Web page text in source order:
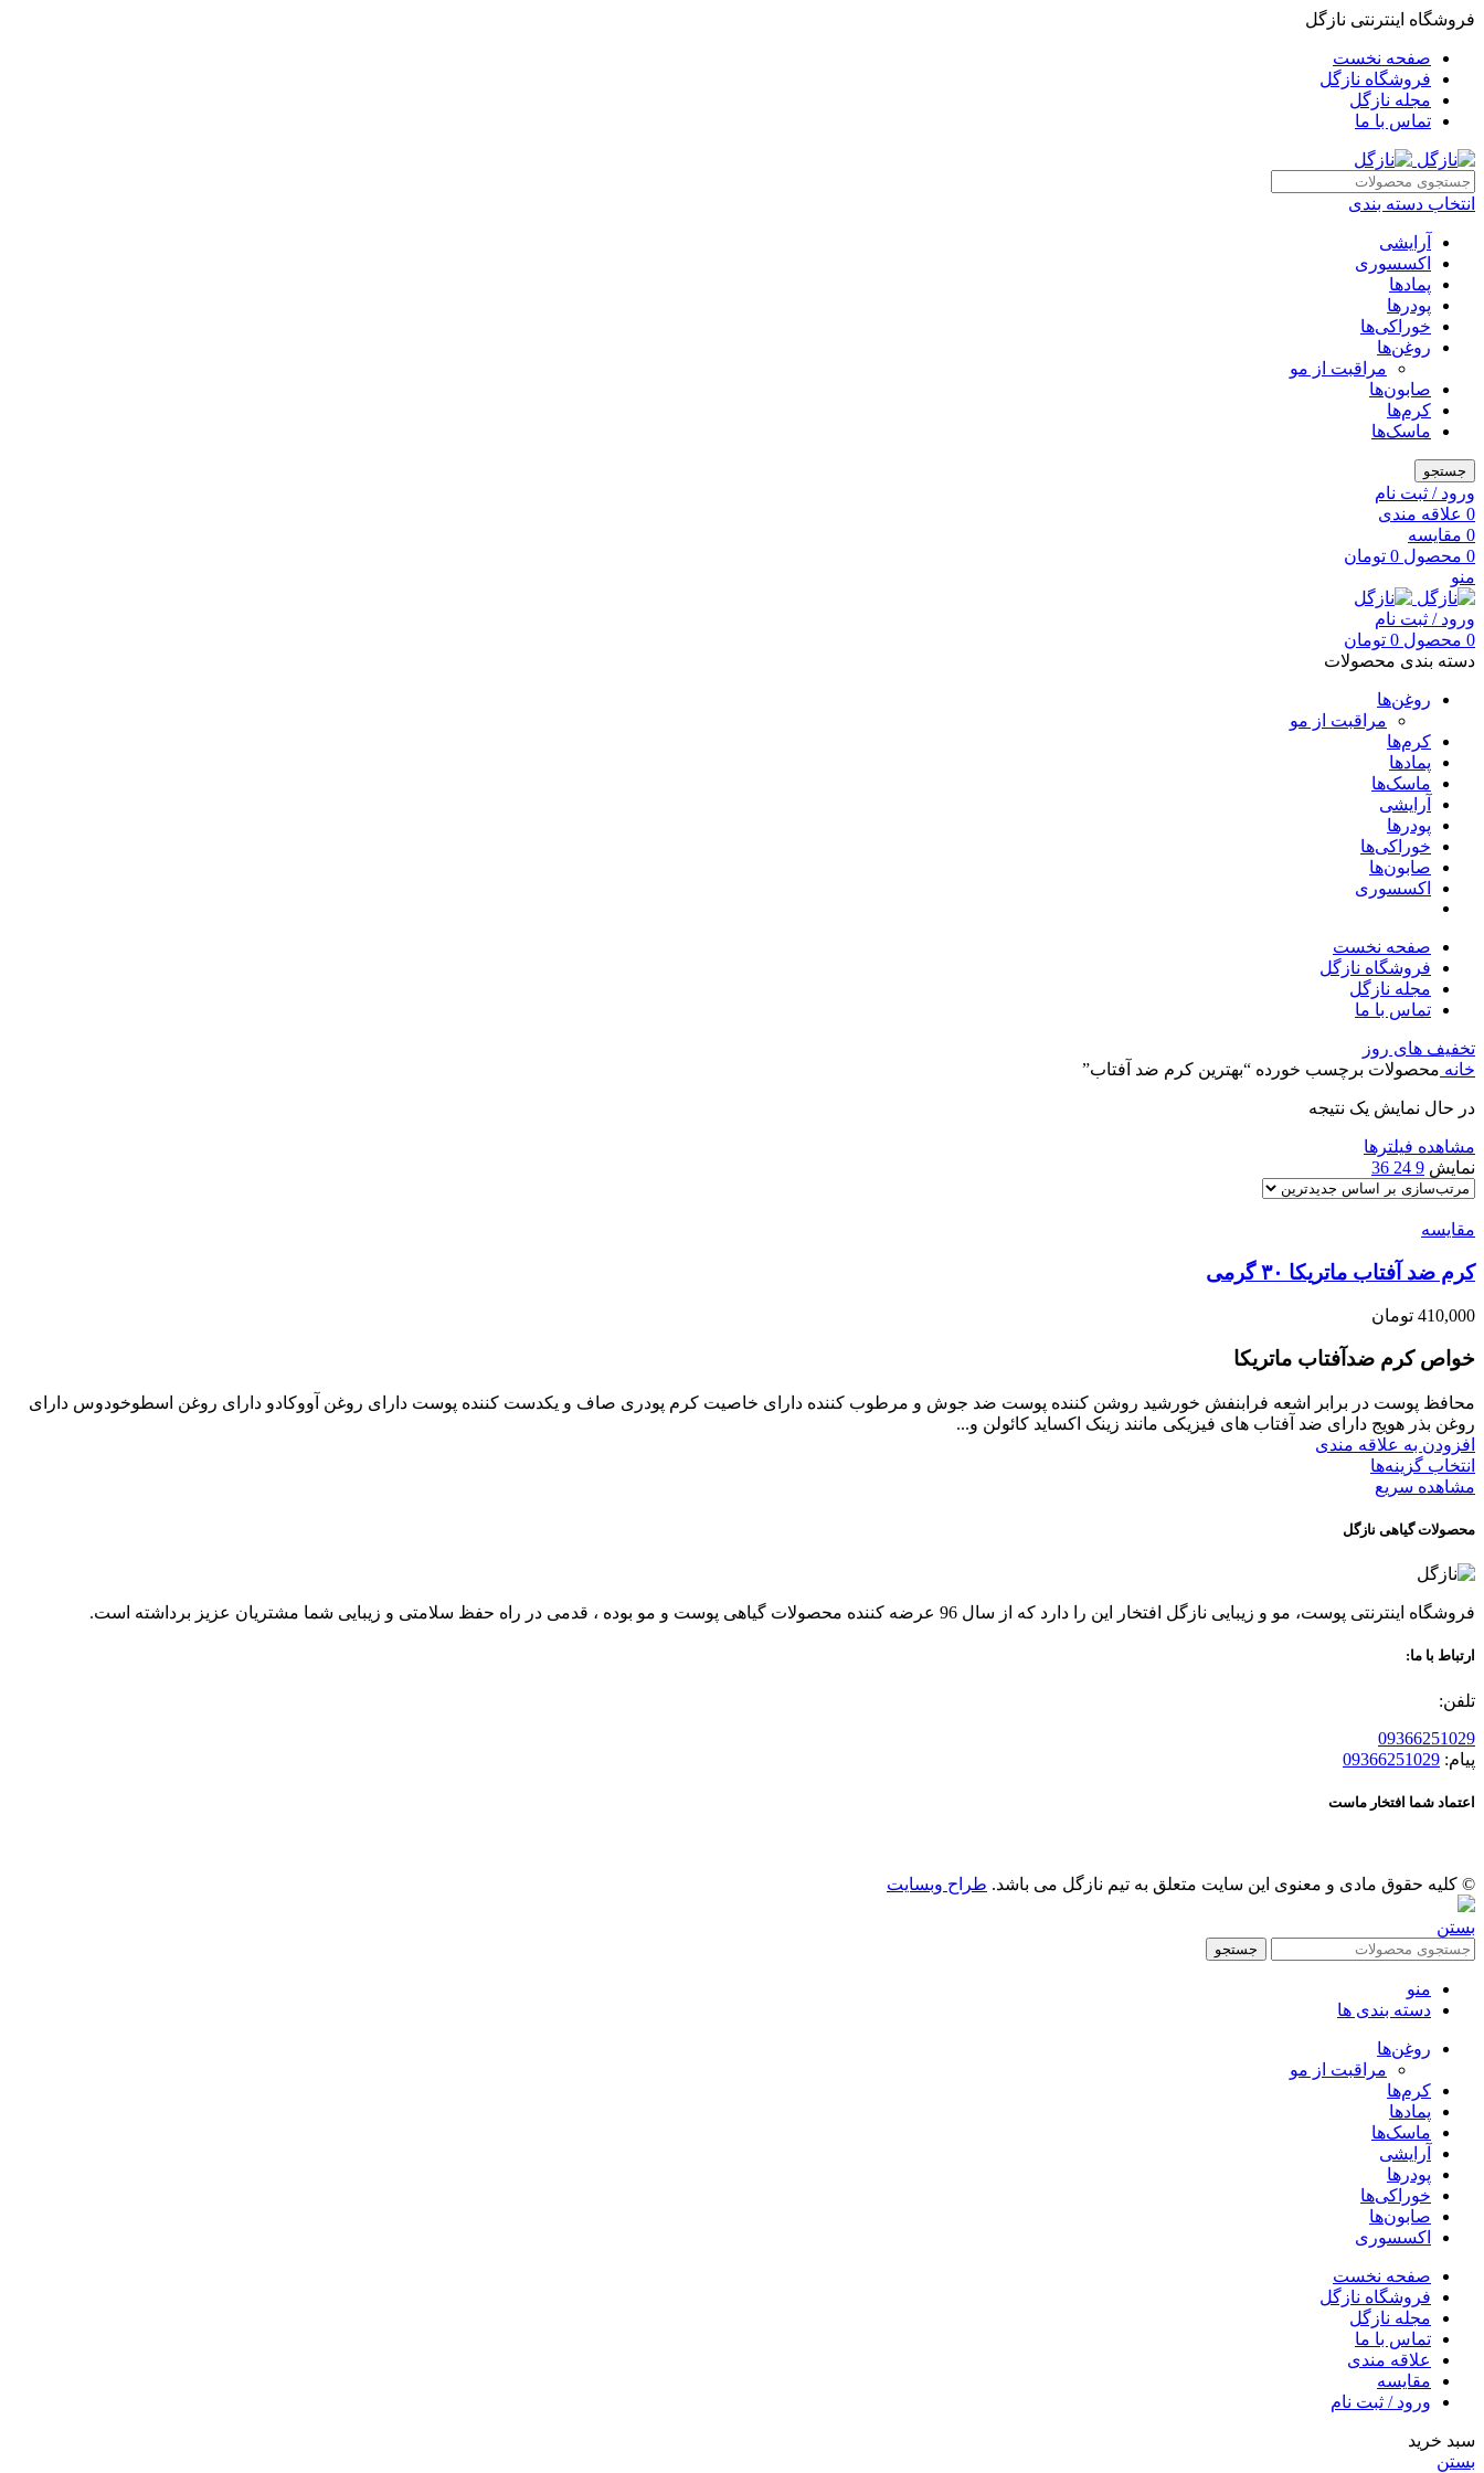
فروشگاه اینترنتی نازگل
صفحه نخست
فروشگاه نازگل
مجله نازگل
تماس با ما
انتخاب دسته بندی
آرایشی
اکسسوری
پمادها
پودرها
خوراکی‌ها
روغن‌ها
مراقبت از مو
صابون‌ها
کرم‌ها
ماسک‌ها
جستجو
ورود / ثبت نام
0 علاقه مندی
0 مقایسه
0 محصول 0 تومان
منو
ورود / ثبت نام
0 محصول 0 تومان
دسته بندی محصولات
روغن‌ها
مراقبت از مو
کرم‌ها
پمادها
ماسک‌ها
آرایشی
پودرها
خوراکی‌ها
صابون‌ها
اکسسوری
صفحه نخست
فروشگاه نازگل
مجله نازگل
تماس با ما
تخفیف های روز
خانه محصولات برچسب خورده “بهترین کرم ضد آفتاب”
در حال نمایش یک نتیجه
مشاهده فیلترها
نمایش 9
24
36
مقایسه
کرم ضد آفتاب ماتریکا ۳۰ گرمی
410,000 تومان
خواص کرم ضدآفتاب ماتریکا
محافظ پوست در برابر اشعه فرابنفش خورشید روشن کننده پوست ضد جوش و مرطوب کننده دارای خاصیت کرم پودری صاف و یکدست کننده پوست دارای روغن آووکادو دارای روغن اسطوخودوس دارای
روغن بذر هویج دارای ضد آفتاب های فیزیکی مانند زینک اکساید کائولن و...
افزودن به علاقه مندی
انتخاب گزینه‌ها
مشاهده سریع
محصولات گیاهی نازگل
فروشگاه اینترنتی پوست، مو و زیبایی نازگل افتخار این را دارد که از سال 96 عرضه کننده محصولات گیاهی پوست و مو بوده ، قدمی در راه حفظ سلامتی و زیبایی شما مشتریان عزیز برداشته است.
ارتباط با ما:
تلفن:
09366251029
پیام: 09366251029
اعتماد شما افتخار ماست
© کلیه حقوق مادی و معنوی این سایت متعلق به تیم نازگل می باشد. طراح وبسایت
بستن
جستجو
منو
دسته بندی ها
روغن‌ها
مراقبت از مو
کرم‌ها
پمادها
ماسک‌ها
آرایشی
پودرها
خوراکی‌ها
صابون‌ها
اکسسوری
صفحه نخست
فروشگاه نازگل
مجله نازگل
تماس با ما
علاقه مندی
مقایسه
ورود / ثبت نام
سبد خرید
بستن